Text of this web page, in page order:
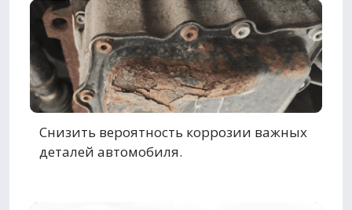
Снизить вероятность коррозии важных
деталей автомобиля.